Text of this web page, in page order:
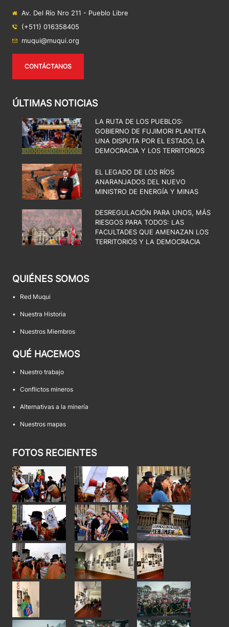
Av. Del Río Nro 211 - Pueblo Libre
(+511) 016358405
muqui@muqui.org
CONTÁCTANOS
ÚLTIMAS NOTICIAS
LA RUTA DE LOS PUEBLOS:
GOBIERNO DE FUJIMORI PLANTEA
UNA DISPUTA POR EL ESTADO, LA
DEMOCRACIA Y LOS TERRITORIOS
EL LEGADO DE LOS RÍOS
ANARANJADOS DEL NUEVO
MINISTRO DE ENERGÍA Y MINAS
DESREGULACIÓN PARA UNOS, MÁS
RIESGOS PARA TODOS: LAS
FACULTADES QUE AMENAZAN LOS
TERRITORIOS Y LA DEMOCRACIA
QUIÉNES SOMOS
• Red Muqui
• Nuestra Historia
• Nuestros Miembros
QUÉ HACEMOS
• Nuestro trabajo
• Conflictos mineros
• Alternativas a la minería
• Nuestros mapas
FOTOS RECIENTES